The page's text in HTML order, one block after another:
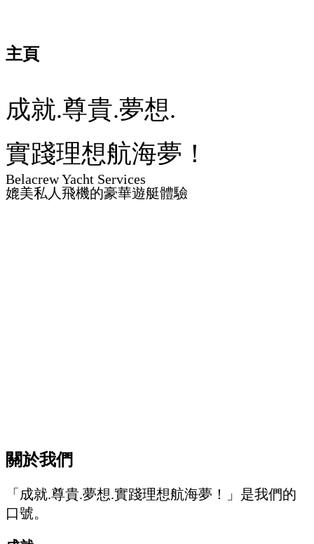
主頁
成就.尊貴.夢想.
實踐理想航海夢！
Belacrew Yacht Services
媲美私人飛機的豪華遊艇體驗
關於我們
「成就.尊貴.夢想.實踐理想航海夢！」是我們的
口號。